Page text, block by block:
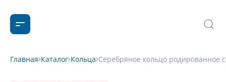
Главная Каталог Кольца Серебряное кольцо родированное